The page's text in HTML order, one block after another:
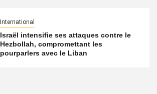
International
Israël intensifie ses attaques contre le
Hezbollah, compromettant les
pourparlers avec le Liban